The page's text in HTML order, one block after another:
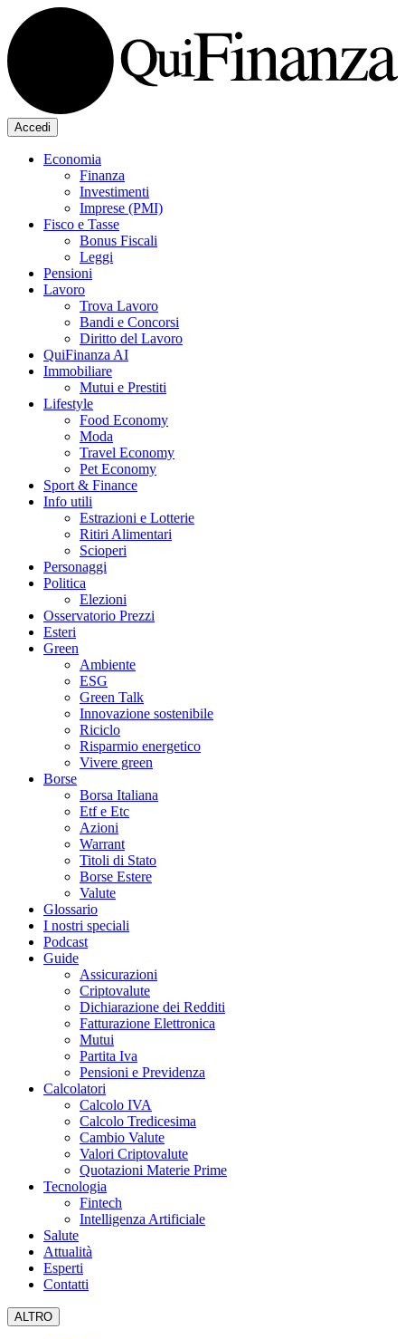
Accedi
Economia
Finanza
Investimenti
Imprese (PMI)
Fisco e Tasse
Bonus Fiscali
Leggi
Pensioni
Lavoro
Trova Lavoro
Bandi e Concorsi
Diritto del Lavoro
QuiFinanza AI
Immobiliare
Mutui e Prestiti
Lifestyle
Food Economy
Moda
Travel Economy
Pet Economy
Sport & Finance
Info utili
Estrazioni e Lotterie
Ritiri Alimentari
Scioperi
Personaggi
Politica
Elezioni
Osservatorio Prezzi
Esteri
Green
Ambiente
ESG
Green Talk
Innovazione sostenibile
Riciclo
Risparmio energetico
Vivere green
Borse
Borsa Italiana
Etf e Etc
Azioni
Warrant
Titoli di Stato
Borse Estere
Valute
Glossario
I nostri speciali
Podcast
Guide
Assicurazioni
Criptovalute
Dichiarazione dei Redditi
Fatturazione Elettronica
Mutui
Partita Iva
Pensioni e Previdenza
Calcolatori
Calcolo IVA
Calcolo Tredicesima
Cambio Valute
Valori Criptovalute
Quotazioni Materie Prime
Tecnologia
Fintech
Intelligenza Artificiale
Salute
Attualità
Esperti
Contatti
ALTRO